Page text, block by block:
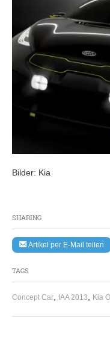
SHARING
Artikel per E-Mail teilen
TAGS
Concept Car, IAA 2013, Kia
Bilder: Kia